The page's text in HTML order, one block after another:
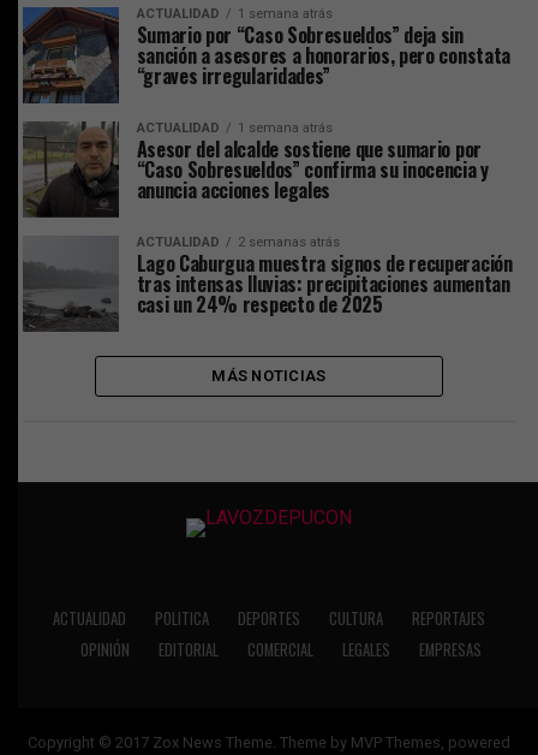
ACTUALIDAD 1 semana atrás
Sumario por “Caso Sobresueldos” deja sin
sanción a asesores a honorarios, pero constata
“graves irregularidades”
ACTUALIDAD 1 semana atrás
Asesor del alcalde sostiene que sumario por
“Caso Sobresueldos” confirma su inocencia y
anuncia acciones legales
ACTUALIDAD 2 semanas atrás
Lago Caburgua muestra signos de recuperación
tras intensas lluvias: precipitaciones aumentan
casi un 24% respecto de 2025
MÁS NOTICIAS
ACTUALIDAD POLITICA DEPORTES CULTURA
REPORTAJES
OPINIÓN
EDITORIAL COMERCIAL LEGALES EMPRESAS
Copyright © 2017 Zox News Theme. Theme by MVP Themes, powered